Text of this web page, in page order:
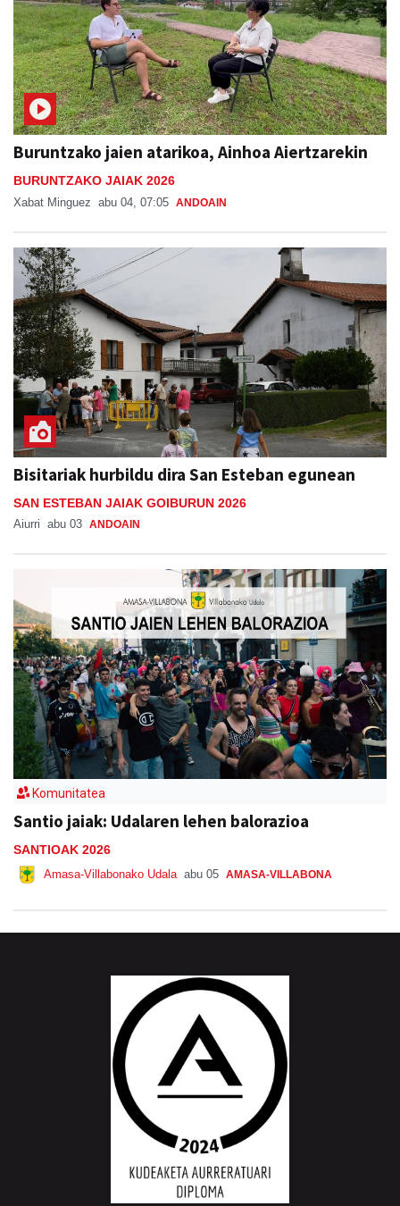
Buruntzako jaien atarikoa, Ainhoa Aiertzarekin
BURUNTZAKO JAIAK 2026
Xabat Minguez abu 04, 07:05 ANDOAIN
Bisitariak hurbildu dira San Esteban egunean
SAN ESTEBAN JAIAK GOIBURUN 2026
Aiurri abu 03 ANDOAIN
Komunitatea
Santio jaiak: Udalaren lehen balorazioa
SANTIOAK 2026
Amasa-Villabonako Udala abu 05 AMASA-VILLABONA